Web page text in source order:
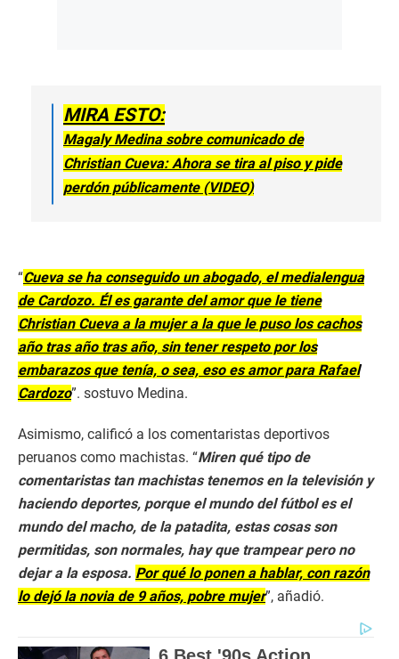
MIRA ESTO:
Magaly Medina sobre comunicado de
Christian Cueva: Ahora se tira al piso y pide
perdón públicamente (VIDEO)
“Cueva se ha conseguido un abogado, el medialengua
de Cardozo. Él es garante del amor que le tiene
Christian Cueva a la mujer a la que le puso los cachos
año tras año tras año, sin tener respeto por los
embarazos que tenía, o sea, eso es amor para Rafael
Cardozo”. sostuvo Medina.
Asimismo, calificó a los comentaristas deportivos
peruanos como machistas. “Miren qué tipo de
comentaristas tan machistas tenemos en la televisión y
haciendo deportes, porque el mundo del fútbol es el
mundo del macho, de la patadita, estas cosas son
permitidas, son normales, hay que trampear pero no
dejar a la esposa. Por qué lo ponen a hablar, con razón
lo dejó la novia de 9 años, pobre mujer”, añadió.